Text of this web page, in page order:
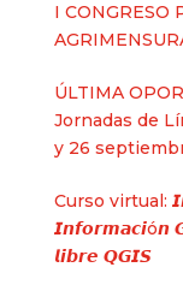
I CONGRESO
ÚLTIMA
Jornadas de
y 26
Curso virtual:
𝙄𝙣𝙛𝙤𝙧𝙢𝙖𝙘𝙞ó𝙣
𝙡𝙞𝙗𝙧𝙚 𝙌𝙂𝙄𝙎